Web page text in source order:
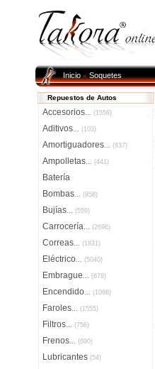
Inicio»Soquetes
Repuestos de Autos
Accesorios... (1556)
Aditivos... (103)
Amortiguadores... (837)
Ampolletas... (441)
Batería
Bombas... (958)
Bujías... (559)
Carrocería... (2696)
Correas... (1831)
Eléctrico... (5040)
Embrague... (678)
Encendido... (1086)
Faroles... (1555)
Filtros... (756)
Frenos... (890)
Lubricantes (54)